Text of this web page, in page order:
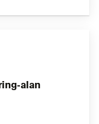
alan